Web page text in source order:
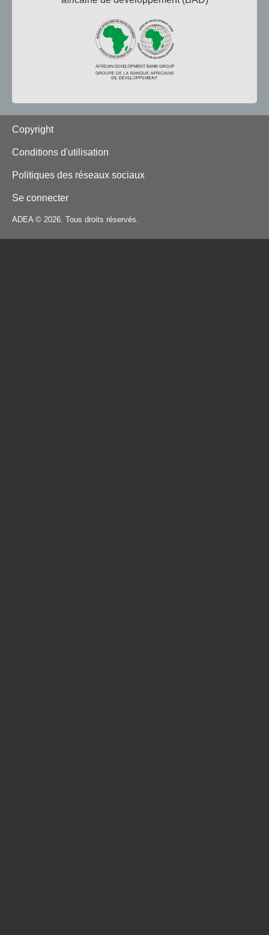
Footer
Copyright
Conditions d'utilisation
Politiques des réseaux sociaux
Se connecter
ADEA © 2026. Tous droits réservés.